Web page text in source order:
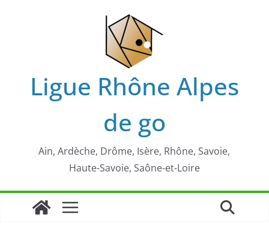
Ligue Rhône Alpes
de go
Ain, Ardèche, Drôme, Isère, Rhône, Savoie,
Haute-Savoie, Saône-et-Loire